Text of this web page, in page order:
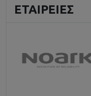
ΕΤΑΙΡΕΊΕΣ